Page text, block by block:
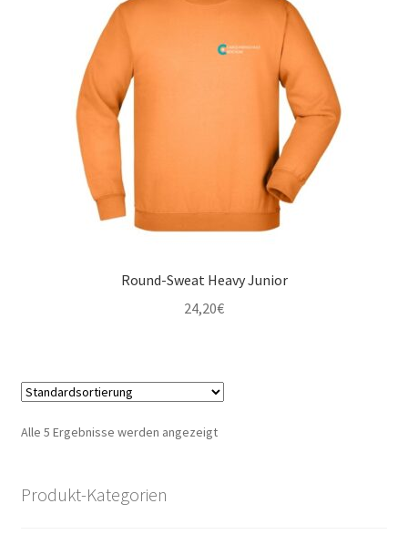
Round-Sweat Heavy Junior
24,20€
Alle 5 Ergebnisse werden angezeigt
Produkt-Kategorien